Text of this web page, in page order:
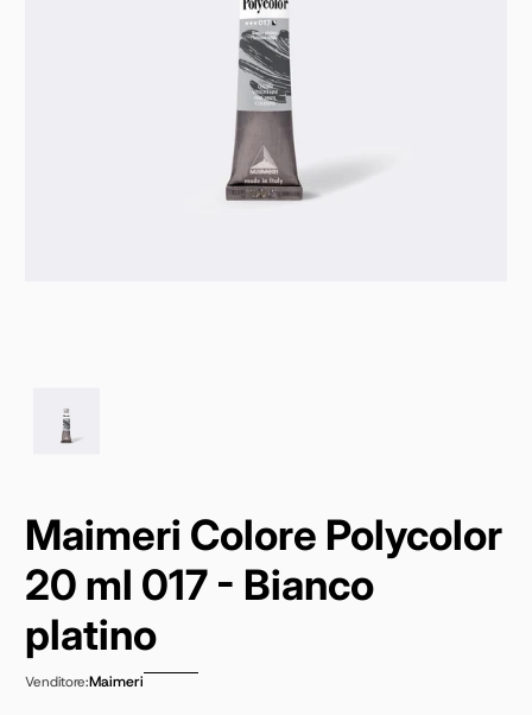
Maimeri Colore Polycolor
20 ml 017 - Bianco
platino
Venditore:Maimeri